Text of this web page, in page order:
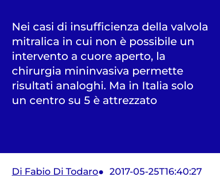
Nei casi di insufficienza della valvola
mitralica in cui non è possibile un
intervento a cuore aperto, la
chirurgia mininvasiva permette
risultati analoghi. Ma in Italia solo
un centro su 5 è attrezzato
Di Fabio Di Todaro 2017-05-25T16:40:27